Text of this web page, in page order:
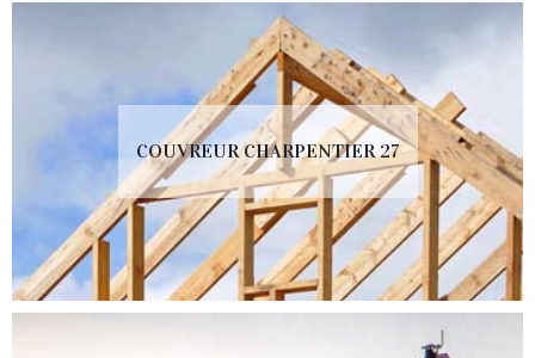
COUVREUR CHARPENTIER 27